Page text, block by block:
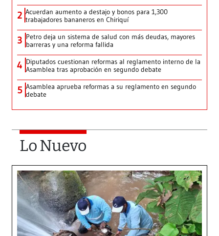
2 Acuerdan aumento a destajo y bonos para 1,300
trabajadores bananeros en Chiriquí
3 Petro deja un sistema de salud con más deudas, mayores
barreras y una reforma fallida
4 Diputados cuestionan reformas al reglamento interno de la
Asamblea tras aprobación en segundo debate
5 Asamblea aprueba reformas a su reglamento en segundo
debate
Lo Nuevo